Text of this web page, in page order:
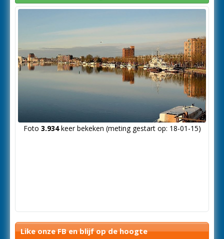
Foto 3.934keer bekeken (meting gestart op: 18-01-15)
Like onze FB en blijf op de hoogte